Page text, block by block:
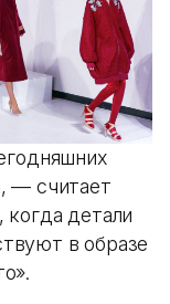
— считает
детали
в образе